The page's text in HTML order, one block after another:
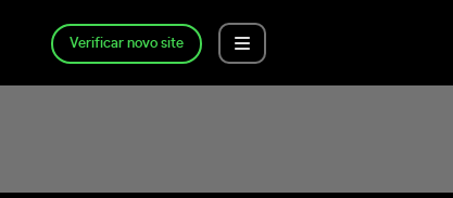
Verificar novo site